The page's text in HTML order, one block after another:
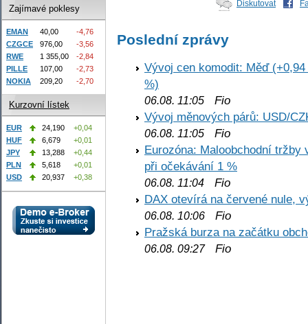
Diskutovat
Poslední zprávy
Vývoj cen komodit: Měď
%)
06.08. 11:05 Fio
Vývoj měnových párů: USD/
06.08. 11:05 Fio
Eurozóna: Maloobchodní
při očekávání 1 %
06.08. 11:04 Fio
DAX otevírá na červené nule,
06.08. 10:06 Fio
Pražská burza na začátku
06.08. 09:27Fio
Zajímavé poklesy
EMAN 40,00
-4,76
CZGCE
976,00
-3,56
RWE
1 355,00
-2,84
PILLE
107,00
-2,73
NOKIA
209,20 -2,70
Kurzovní lístek
EUR 24,190
+0,04
HUF
6,679
+0,01
JPY
13,288
+0,44
PLN
5,618
+0,01
USD
20,937 +0,38